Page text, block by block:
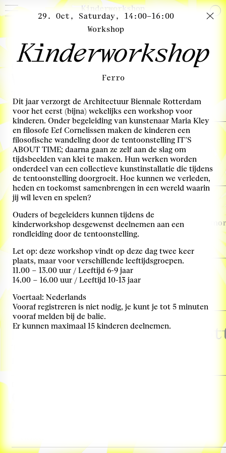
Kinderworkshop
November
What will we eat?
Locatie: De Fruitvis
03. Nov, Thursday, 08:30–12:00
Transitie-arena Infra
Transitiegesprek
more info
Locatie: Ferro
03. Nov, Thursday, 13:00–16:00
The time is Now!
Exploring concrete design strategies for the Deltas
Locatie: Keilezaal
Tickets
03. Nov, Thursday, 13:00–14:00
Virtual Tour
with Derk Loorbach & Femke Coops
03. Nov, Thursday, 14:30–18:00
Mobiliteitstransitie
29. Oct, Saturday, 14:00–16:00
Workshop
Kinderworkshop
Ferro
Dit jaar verzorgt de Architectuur Biennale Rotterdam
voor het eerst (bijna) wekelijks een workshop voor
kinderen. Onder begeleiding van kunstenaar Maria Kley
en filosofe Eef Cornelissen maken de kinderen een
filosofische wandeling door de tentoonstelling IT’S
ABOUT TIME; daarna gaan ze zelf aan de slag om
tijdsbeelden van klei te maken. Hun werken worden
onderdeel van een collectieve kunstinstallatie die tijdens
de tentoonstelling doorgroeit. Hoe kunnen we verleden,
heden en toekomst samenbrengen in een wereld waarin
jij wil leven en spelen?
Ouders of begeleiders kunnen tijdens de
kinderworkshop desgewenst deelnemen aan een
rondleiding door de tentoonstelling.
Let op: deze workshop vindt op deze dag twee keer
plaats, maar voor verschillende leeftijdsgroepen.
11.00 – 13.00 uur / Leeftijd 6-9 jaar
14.00 – 16.00 uur / Leeftijd 10-13 jaar
Voertaal: Nederlands
Vooraf registreren is niet nodig, je kunt je tot 5 minuten
vooraf melden bij de balie.
Er kunnen maximaal 15 kinderen deelnemen.